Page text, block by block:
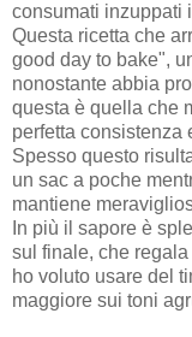
consumati inzuppati
Questa ricetta che
good day to bake",
nonostante abbia
questa è quella che
perfetta consistenza
Spesso questo
un sac a poche
mantiene
In più il sapore è
sul finale, che
ho voluto usare del
maggiore sui toni